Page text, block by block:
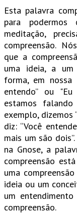
Esta palavra
para podermos
meditação,
compreensão.
que a
uma ideia, a um
forma, em nossa
entendo” ou
estamos
exemplo, dizemos
diz: “Você
mais um são
na Gnose, a
compreensão
uma
ideia ou um
um
compreensão.